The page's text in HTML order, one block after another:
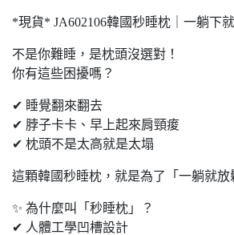
*現貨* JA602106韓國秒睡枕｜一躺下
不是你難睡，是枕頭沒選對！
你有這些困擾嗎？
✔ 睡覺翻來翻去
✔ 脖子卡卡、早上起來肩頸痠
✔ 枕頭不是太高就是太塌
這顆韓國秒睡枕，就是為了「一躺就放
✨ 為什麼叫「秒睡枕」？
✔ 人體工學凹槽設計